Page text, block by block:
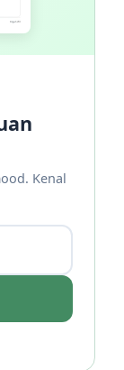
Kenal